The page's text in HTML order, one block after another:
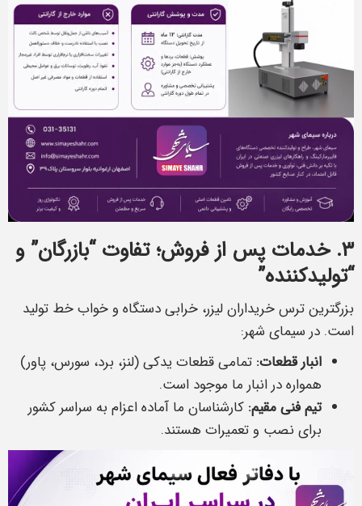
۳. خدمات پس از فروش؛ تفاوت “بازرگان” و
“تولیدکننده”
بزرگترین ترس خریداران لیزر، خرابی دستگاه و خواب خط تولید
است. در سیمای شهر:
انبار قطعات: تمامی قطعات یدکی (لنز، برد، سورس، پاور)
همواره در انبار ما موجود است.
تیم فنی مقیم: کارشناسان ما آماده اعزام به سراسر کشور
برای نصب و تعمیرات هستند.